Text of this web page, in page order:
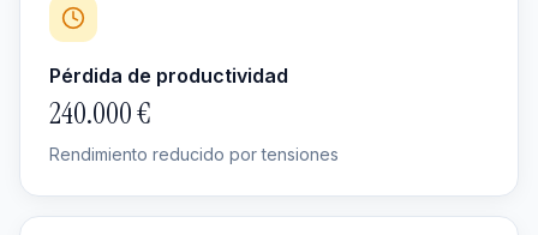
Pérdida de productividad
240.000 €
Rendimiento reducido por tensiones